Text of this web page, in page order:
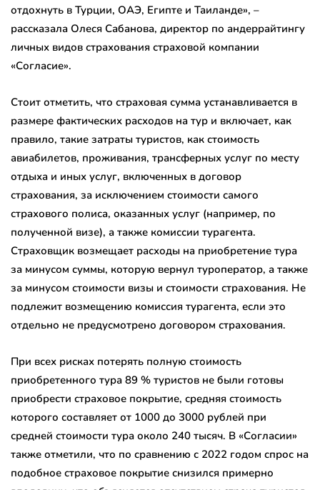
отдохнуть в Турции, ОАЭ, Египте и Таиланде», –
рассказала Олеся Сабанова, директор по андеррайтингу
личных видов страхования страховой компании
«Согласие».
Стоит отметить, что страховая сумма устанавливается в
размере фактических расходов на тур и включает, как
правило, такие затраты туристов, как стоимость
авиабилетов, проживания, трансферных услуг по месту
отдыха и иных услуг, включенных в договор
страхования, за исключением стоимости самого
страхового полиса, оказанных услуг (например, по
полученной визе), а также комиссии турагента.
Страховщик возмещает расходы на приобретение тура
за минусом суммы, которую вернул туроператор, а также
за минусом стоимости визы и стоимости страхования. Не
подлежит возмещению комиссия турагента, если это
отдельно не предусмотрено договором страхования.
При всех рисках потерять полную стоимость
приобретенного тура 89 % туристов не были готовы
приобрести страховое покрытие, средняя стоимость
которого составляет от 1000 до 3000 рублей при
средней стоимости тура около 240 тысяч. В «Согласии»
также отметили, что по сравнению с 2022 годом спрос на
подобное страховое покрытие снизился примерно